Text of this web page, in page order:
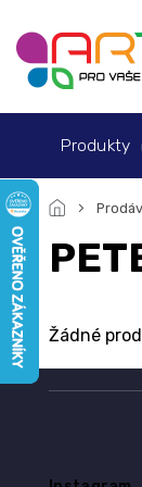
na
obsah
Produkty
Žádné